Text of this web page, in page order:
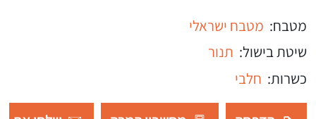
מטבח: מטבח ישראלי
שיטת בישול: תנור
כשרות: חלבי